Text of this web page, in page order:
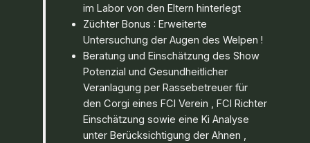
im Labor von den Eltern hinterlegt
Züchter Bonus : Erweiterte
Untersuchung der Augen des Welpen !
Beratung und Einschätzung des Show
Potenzial und Gesundheitlicher
Veranlagung per Rassebetreuer für
den Corgi eines FCI Verein , FCI Richter
Einschätzung sowie eine Ki Analyse
unter Berücksichtigung der Ahnen ,